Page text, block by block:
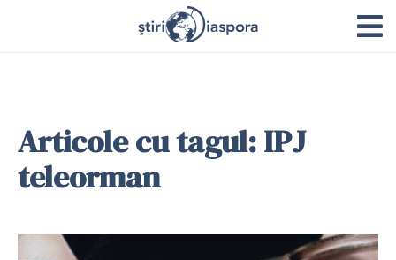
Articole cu tagul: IPJ
teleorman